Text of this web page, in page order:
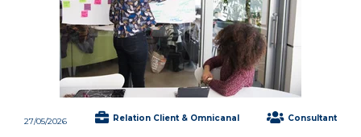
27/05/2026 Relation Client & Omnicanal Consultant